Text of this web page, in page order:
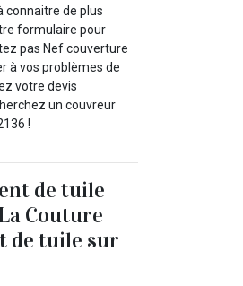
connaitre de plus
formulaire pour
pas Nef couverture
à vos problèmes de
votre devis
un couvreur
!
de tuile
Couture
de tuile sur